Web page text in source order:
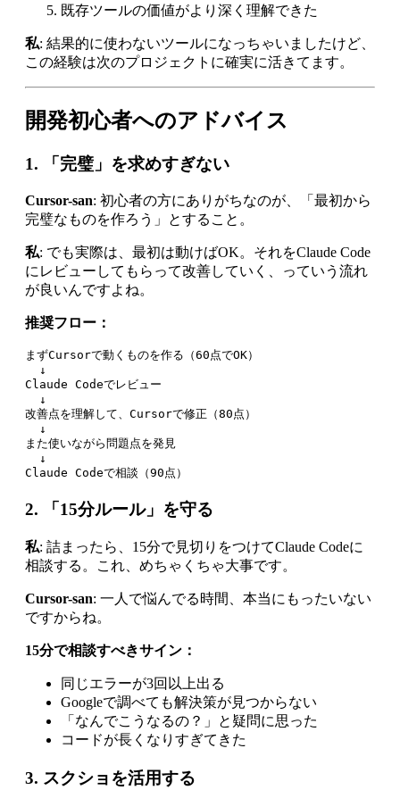
既存ツールの価値がより深く理解できた
私: 結果的に使わないツールになっちゃいましたけど、
この経験は次のプロジェクトに確実に活きてます。
開発初心者へのアドバイス
1. 「完璧」を求めすぎない
Cursor-san: 初心者の方にありがちなのが、「最初から
完璧なものを作ろう」とすること。
私: でも実際は、最初は動けばOK。それをClaude Code
にレビューしてもらって改善していく、っていう流れ
が良いんですよね。
推奨フロー：
まずCursorで動くものを作る（60点でOK）
  ↓
Claude Codeでレビュー
  ↓
改善点を理解して、Cursorで修正（80点）
  ↓
また使いながら問題点を発見
  ↓
2. 「15分ルール」を守る
私: 詰まったら、15分で見切りをつけてClaude Codeに
相談する。これ、めちゃくちゃ大事です。
Cursor-san: 一人で悩んでる時間、本当にもったいない
ですからね。
15分で相談すべきサイン：
同じエラーが3回以上出る
Googleで調べても解決策が見つからない
「なんでこうなるの？」と疑問に思った
コードが長くなりすぎてきた
3. スクショを活用する